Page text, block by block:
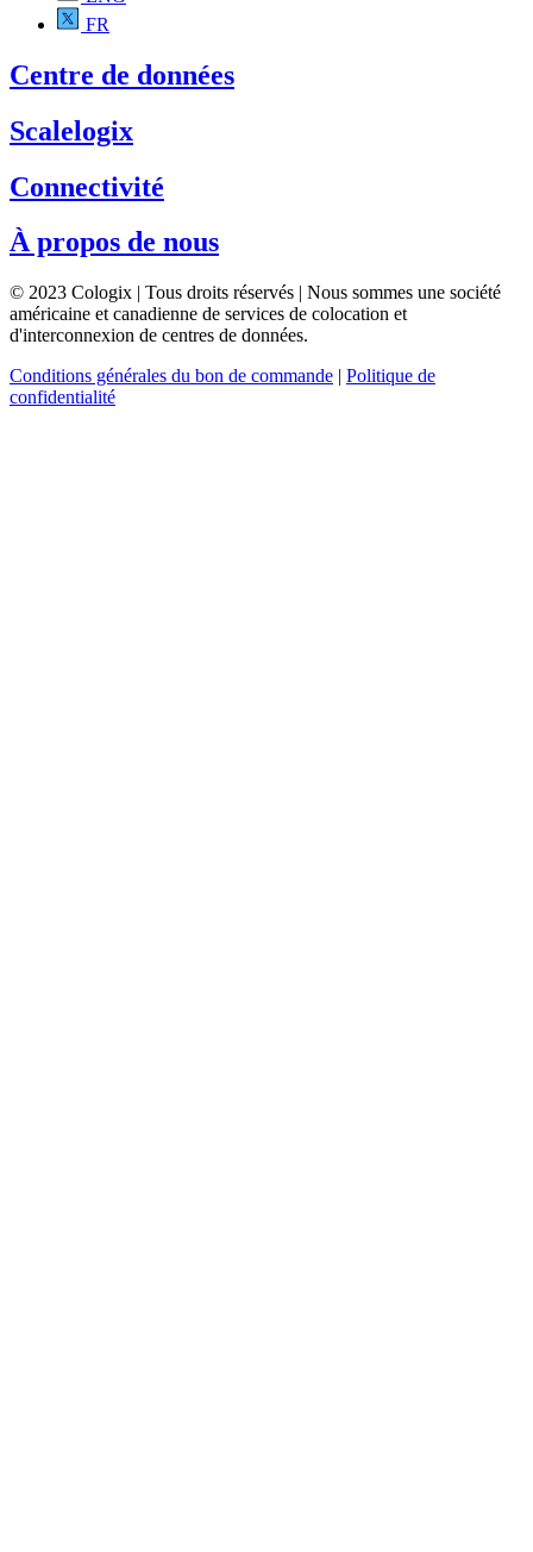
FR
Centre de données
Scalelogix
Connectivité
À propos de nous
© 2023 Cologix | Tous droits réservés | Nous sommes une société
américaine et canadienne de services de colocation et
d'interconnexion de centres de données.
Conditions générales du bon de commande | Politique de
confidentialité